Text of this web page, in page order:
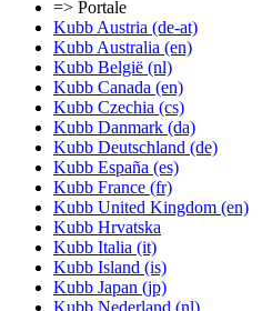
=> Portale
Kubb Austria (de-at)
Kubb Australia (en)
Kubb België (nl)
Kubb Canada (en)
Kubb Czechia (cs)
Kubb Danmark (da)
Kubb Deutschland (de)
Kubb España (es)
Kubb France (fr)
Kubb United Kingdom (en)
Kubb Hrvatska
Kubb Italia (it)
Kubb Island (is)
Kubb Japan (jp)